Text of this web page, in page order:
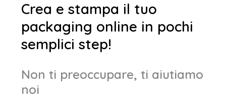
Crea e stampa il tuo
packaging online in pochi
semplici step!
Non ti preoccupare, ti aiutiamo
noi